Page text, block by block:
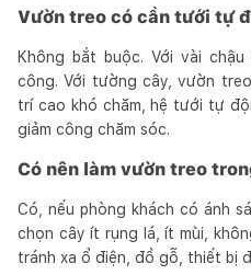
Vườn treo có cần tưới tự
Không bắt buộc. Với vài
công. Với tường cây, vườn
trí cao khó chăm, hệ tưới tự
giảm công chăm sóc.
Có nên làm vườn treo
Có, nếu phòng khách có ánh
chọn cây ít rụng lá, ít mùi,
tránh xa ổ điện, đồ gỗ, thiết bị